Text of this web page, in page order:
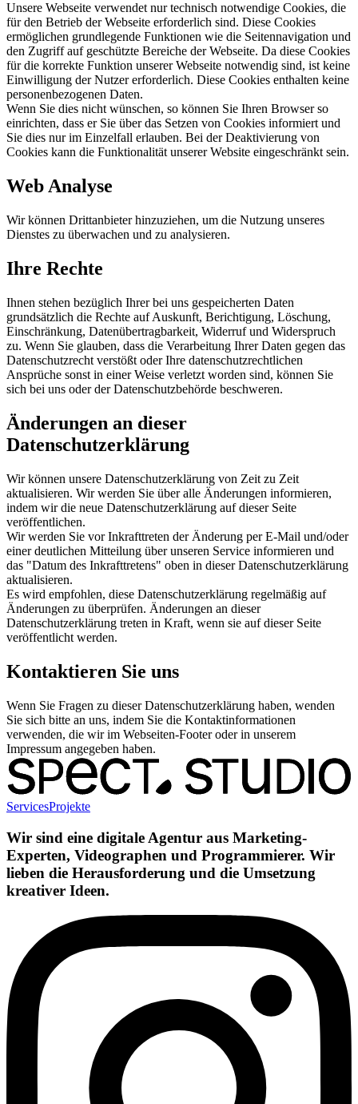
Unsere Webseite verwendet nur technisch notwendige Cookies, die
für den Betrieb der Webseite erforderlich sind. Diese Cookies
ermöglichen grundlegende Funktionen wie die Seitennavigation und
den Zugriff auf geschützte Bereiche der Webseite. Da diese Cookies
für die korrekte Funktion unserer Webseite notwendig sind, ist keine
Einwilligung der Nutzer erforderlich. Diese Cookies enthalten keine
personenbezogenen Daten.
Wenn Sie dies nicht wünschen, so können Sie Ihren Browser so
einrichten, dass er Sie über das Setzen von Cookies informiert und
Sie dies nur im Einzelfall erlauben. Bei der Deaktivierung von
Cookies kann die Funktionalität unserer Website eingeschränkt sein.
Web Analyse
Wir können Drittanbieter hinzuziehen, um die Nutzung unseres
Dienstes zu überwachen und zu analysieren.
Ihre Rechte
Ihnen stehen bezüglich Ihrer bei uns gespeicherten Daten
grundsätzlich die Rechte auf Auskunft, Berichtigung, Löschung,
Einschränkung, Datenübertragbarkeit, Widerruf und Widerspruch
zu. Wenn Sie glauben, dass die Verarbeitung Ihrer Daten gegen das
Datenschutzrecht verstößt oder Ihre datenschutzrechtlichen
Ansprüche sonst in einer Weise verletzt worden sind, können Sie
sich bei uns oder der Datenschutzbehörde beschweren.
Änderungen an dieser
Datenschutzerklärung
Wir können unsere Datenschutzerklärung von Zeit zu Zeit
aktualisieren. Wir werden Sie über alle Änderungen informieren,
indem wir die neue Datenschutzerklärung auf dieser Seite
veröffentlichen.
Wir werden Sie vor Inkrafttreten der Änderung per E-Mail und/oder
einer deutlichen Mitteilung über unseren Service informieren und
das "Datum des Inkrafttretens" oben in dieser Datenschutzerklärung
aktualisieren.
Es wird empfohlen, diese Datenschutzerklärung regelmäßig auf
Änderungen zu überprüfen. Änderungen an dieser
Datenschutzerklärung treten in Kraft, wenn sie auf dieser Seite
veröffentlicht werden.
Kontaktieren Sie uns
Wenn Sie Fragen zu dieser Datenschutzerklärung haben, wenden
Sie sich bitte an uns, indem Sie die Kontaktinformationen
verwenden, die wir im Webseiten-Footer oder in unserem
Impressum angegeben haben.
ServicesProjekte
Wir sind eine digitale Agentur aus Marketing-
Experten, Videographen und Programmierer. Wir
lieben die Herausforderung und die Umsetzung
kreativer Ideen.